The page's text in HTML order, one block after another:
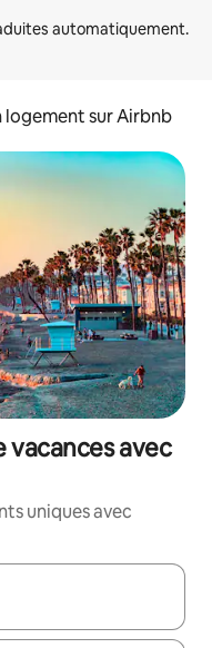
sur Airbnb
vacances avec
uniques avec
les flèches vers le